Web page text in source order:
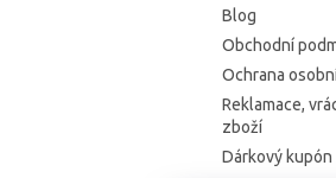
Blog
Obchodní
Ochrana
Reklamace,
zboží
Dárkový kupón